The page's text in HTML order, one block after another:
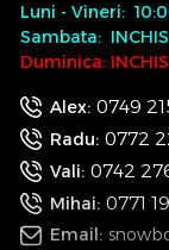
Luni - Vineri:
Sambata: INCHIS
Duminica: INCHIS
Alex: 0749
Radu: 0772
Vali: 0742
Mihai: 0771
Email: